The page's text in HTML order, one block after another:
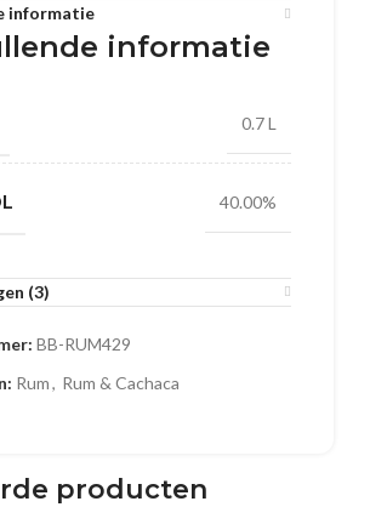
informatie
informatie
0.7 L
40.00%
(3)
BB-RUM429
Rum, Rum & Cachaca
producten